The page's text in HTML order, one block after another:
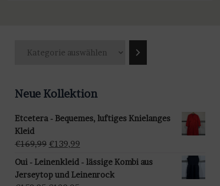
g
r
i
e
a
u
Neue Kollektion
Etcetera - Bequemes, luftiges Knielanges
Kleid
€169,99 Ursprünglicher
Preis
€169,99
€139,99
Preis
ist:
Oui - Leinenkleid - lässige Kombi aus
Jerseytop und Leinenrock